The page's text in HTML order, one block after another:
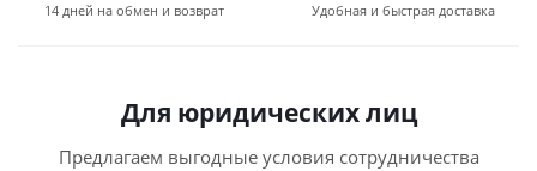
14 дней на обмен и возврат Удобная и быстрая доставка
Для юридических лиц
Предлагаем выгодные условия сотрудничества